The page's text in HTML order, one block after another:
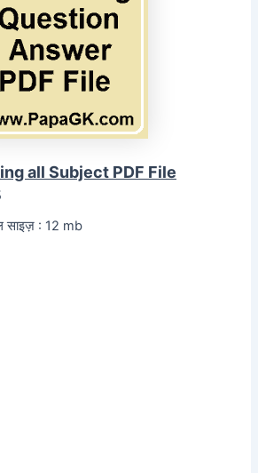
all Subject PDF File
साइज़ : 12 mb